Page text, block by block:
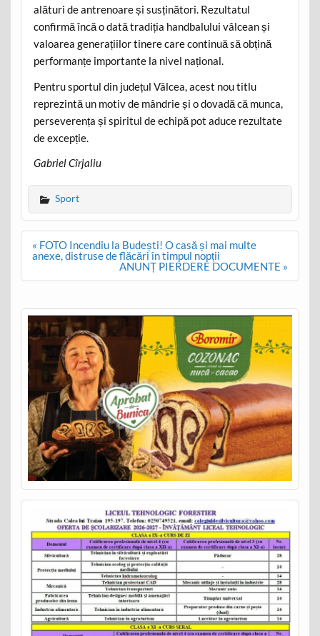
alături de antrenoare și susținători. Rezultatul
confirmă încă o dată tradiția handbalului vâlcean și
valoarea generațiilor tinere care continuă să obțină
performanțe importante la nivel național.
Pentru sportul din județul Vâlcea, acest nou titlu
reprezintă un motiv de mândrie și o dovadă că munca,
perseverența și spiritul de echipă pot aduce rezultate
de excepție.
Gabriel Cîrjaliu
Sport
Post
navigation
« FOTO Incendiu la Budești! O casă și mai multe
anexe, distruse de flăcări în timpul nopții
ANUNȚ PIERDERE DOCUMENTE »